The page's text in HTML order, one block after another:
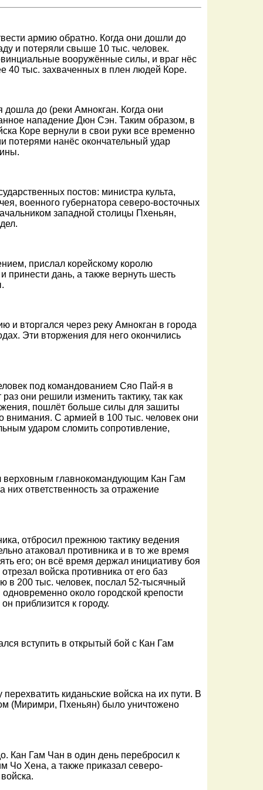
армию обратно. Когда они дошли до
и потеряли свыше 10 тыс. человек.
вооружённые силы, и враг нёс
40 тыс. захваченных в плен людей Коре.
до (реки Амнокган. Когда они
нападение Дюн Сэн. Таким образом, в
Коре вернули в свои руки все временно
потерями нанёс окончательный удар
постов: министра культа,
военного губернатора северо-восточных
западной столицы Пхеньян,
прислал корейскому королю
принести дань, а также вернуть шесть
и вторгался через реку Амнокган в города
Эти вторжения для него окончились
под командованием Сяо Пай-я в
они решили изменить тактику, так как
пошлёт больше силы для зашиты
внимания. С армией в 100 тыс. человек они
ударом сломить сопротивление,
верховным главнокомандующим Кан Гам
ответственность за отражение
отбросил прежнюю тактику ведения
атаковал противника и в то же время
его; он всё время держал инициативу боя
войска противника от его баз
200 тыс. человек, послал 52-тысячный
около городской крепости
приблизится к городу.
вступить в открытый бой с Кан Гам
киданьские войска на их пути. В
(Миримри, Пхеньян) было уничтожено
Кан Гам Чан в один день перебросил к
Чо Хена, а также приказал северо-